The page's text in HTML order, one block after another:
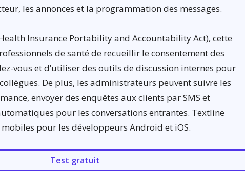
les annonces et la programmation des messages.
Insurance Portability and Accountability Act), cette
de santé de recueillir le consentement des
vous et d’utiliser des outils de discussion internes pour
De plus, les administrateurs peuvent suivre les
envoyer des enquêtes aux clients par SMS et
pour les conversations entrantes. Textline
pour les développeurs Android et iOS.
Test gratuit